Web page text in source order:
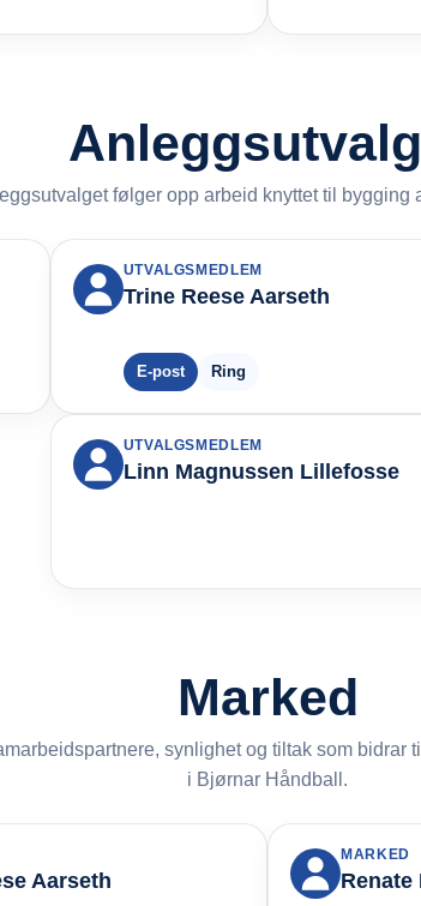
følger opp arbeid knyttet til bygging
UTVALGSMEDLEM
Trine Reese Aarseth
E-post Ring
UTVALGSMEDLEM
Linn Magnussen Lillefosse
Marked
synlighet og tiltak som bidrar
i Bjørnar Håndball.
Aarseth
MARKED
Renate